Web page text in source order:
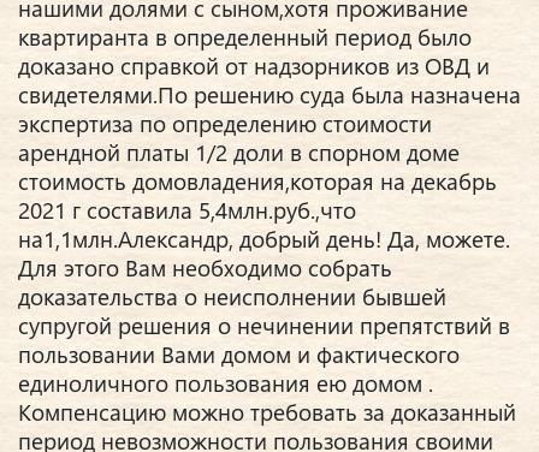
нашими долями с сыном,хотя проживание
квартиранта в определенный период было
доказано справкой от надзорников из ОВД и
свидетелями.По решению суда была назначена
экспертиза по определению стоимости
арендной платы 1/2 доли в спорном доме
стоимость домовладения,которая на декабрь
2021 г составила 5,4млн.руб.,что
на1,1млн.Александр, добрый день! Да, можете.
Для этого Вам необходимо собрать
доказательства о неисполнении бывшей
супругой решения о нечинении препятствий в
пользовании Вами домом и фактического
единоличного пользования ею домом .
Компенсацию можно требовать за доказанный
период невозможности пользования своими